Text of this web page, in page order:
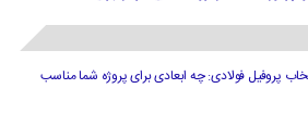
پروفیل فولادی: چه ابعادی برای پروژه شما مناسب